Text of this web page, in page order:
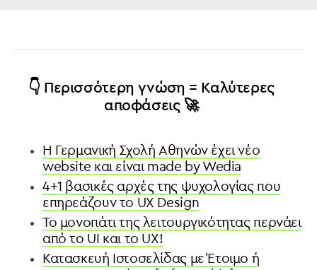
👇 Περισσότερη γνώση = Καλύτερες
αποφάσεις 🚀
H Γερμανική Σχολή Αθηνών έχει νέο
website και είναι made by Wedia
4+1 βασικές αρχές της ψυχολογίας που
επηρεάζουν το UX Design
To μονοπάτι της λειτουργικότητας περνάει
από το UI και το UX!
Κατασκευή Ιστοσελίδας με Έτοιμο ή